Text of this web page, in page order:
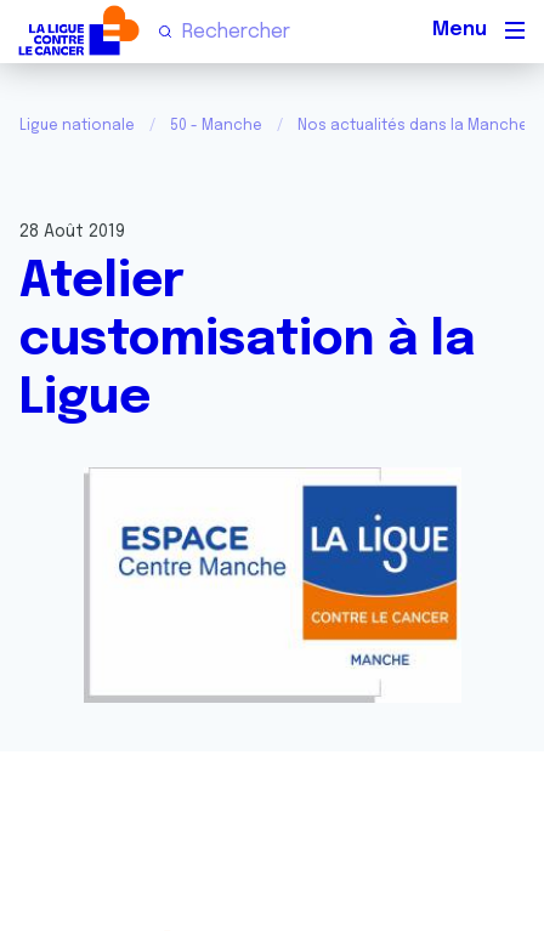
Ligue nationale 50 - Manche Nos actualités dans la Manche
28 Août 2019
Atelier
customisation à la
Ligue